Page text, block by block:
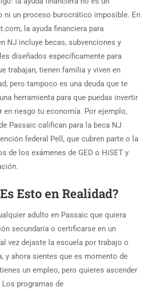
ni un proceso burocrático imposible. En
la ayuda financiera para
NJ incluye becas, subvenciones y
diseñados específicamente para
trabajan, tienen familia y viven en
pero tampoco es una deuda que te
herramienta para que puedas invertir
en riesgo tu economía. Por ejemplo,
Passaic califican para la beca NJ
federal Pell, que cubren parte o la
de los exámenes de GED o HiSET y
Esto en Realidad?
adulto en Passaic que quiera
secundaria o certificarse en un
vez dejaste la escuela por trabajo o
y ahora sientes que es momento de
un empleo, pero quieres ascender
programas de